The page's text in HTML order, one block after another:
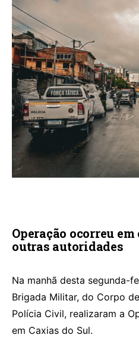
Operação ocorreu
outras autoridades
Na manhã desta segunda-
Brigada Militar, do Corpo
Polícia Civil, realizaram a
em Caxias do Sul.